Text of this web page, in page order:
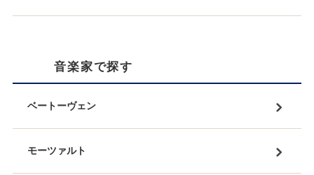
音楽家で探す
ベートーヴェン
モーツァルト